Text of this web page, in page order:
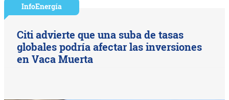
InfoEnergía
Citi advierte que una suba de tasas
globales podría afectar las inversiones
en Vaca Muerta